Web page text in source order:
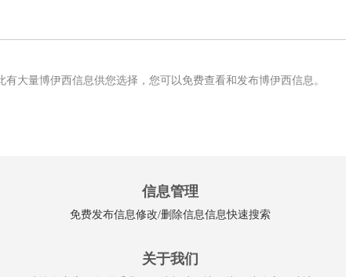
大量博伊西信息供您选择，您可以免费查看和发布博伊西信息。
信息管理
免费发布信息修改/删除信息信息快速搜索
关于我们